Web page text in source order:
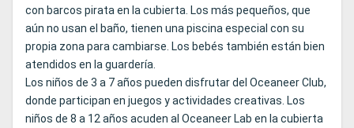
con barcos pirata en la cubierta. Los más pequeños, que
aún no usan el baño, tienen una piscina especial con su
propia zona para cambiarse. Los bebés también están bien
atendidos en la guardería.
Los niños de 3 a 7 años pueden disfrutar del Oceaneer Club,
donde participan en juegos y actividades creativas. Los
niños de 8 a 12 años acuden al Oceaneer Lab en la cubierta